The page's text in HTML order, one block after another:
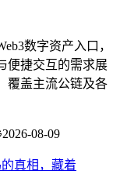
数字资产入口，
便捷交互的需求展
覆盖主流公链及各
2026-08-09